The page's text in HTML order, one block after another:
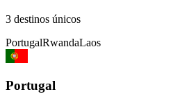
3 destinos únicos
PortugalRwandaLaos
Portugal